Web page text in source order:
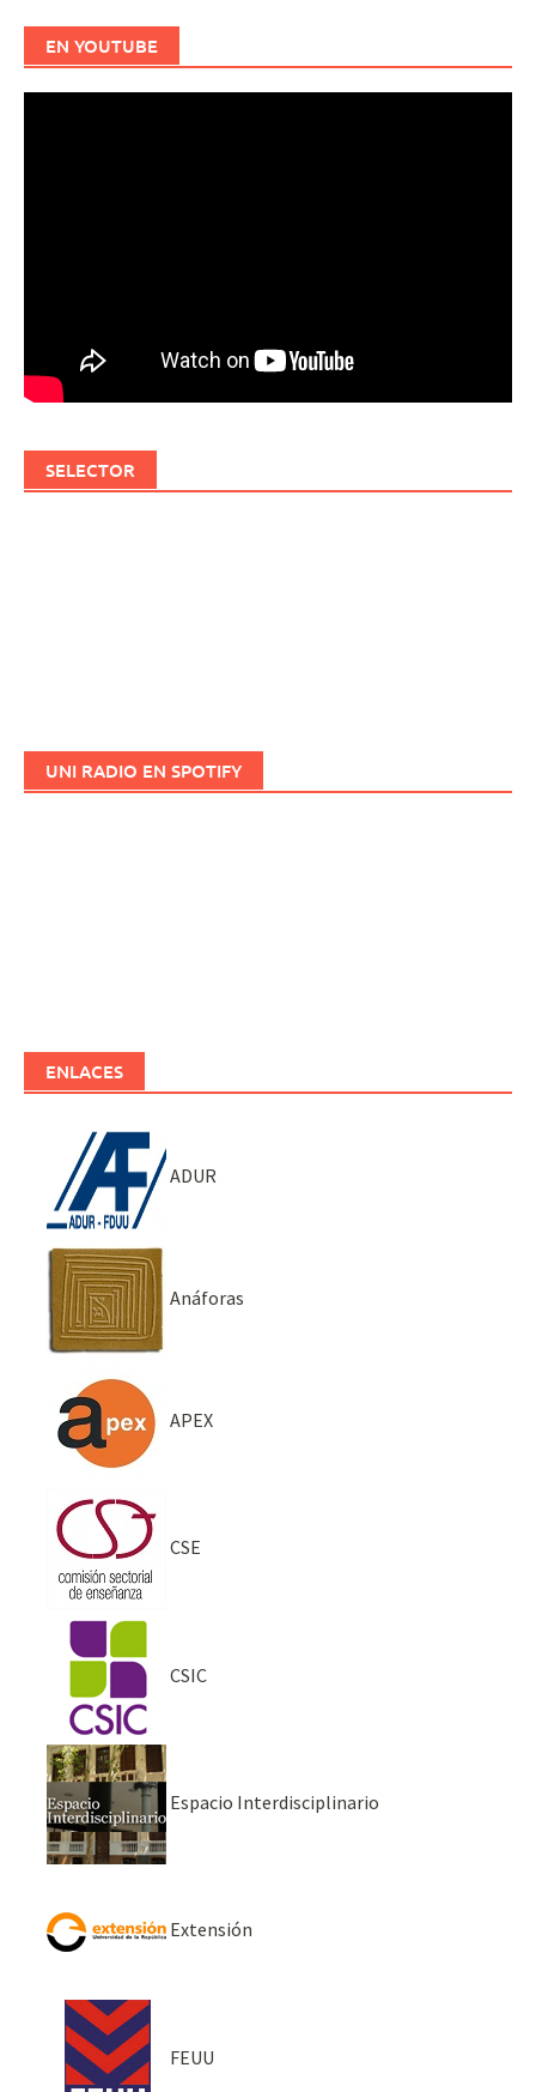
EN YOUTUBE
SELECTOR
UNI RADIO EN SPOTIFY
ENLACES
ADUR
Anáforas
APEX
CSE
CSIC
Espacio Interdisciplinario
Extensión
FEUU